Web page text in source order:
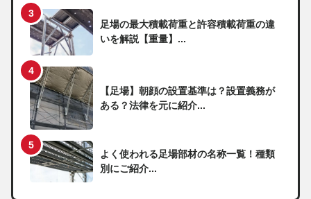
足場の最大積載荷重と許容積載荷重の違
いを解説【重量】...
【足場】朝顔の設置基準は？設置義務が
ある？法律を元に紹介...
よく使われる足場部材の名称一覧！種類
別にご紹介...